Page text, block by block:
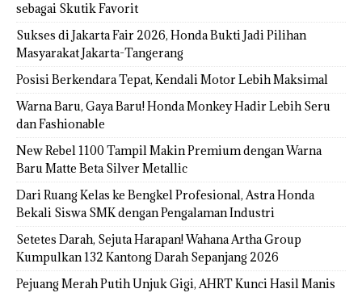
sebagai Skutik Favorit
Sukses di Jakarta Fair 2026, Honda Bukti Jadi Pilihan
Masyarakat Jakarta-Tangerang
Posisi Berkendara Tepat, Kendali Motor Lebih Maksimal
Warna Baru, Gaya Baru! Honda Monkey Hadir Lebih Seru
dan Fashionable
New Rebel 1100 Tampil Makin Premium dengan Warna
Baru Matte Beta Silver Metallic
Dari Ruang Kelas ke Bengkel Profesional, Astra Honda
Bekali Siswa SMK dengan Pengalaman Industri
Setetes Darah, Sejuta Harapan! Wahana Artha Group
Kumpulkan 132 Kantong Darah Sepanjang 2026
Pejuang Merah Putih Unjuk Gigi, AHRT Kunci Hasil Manis